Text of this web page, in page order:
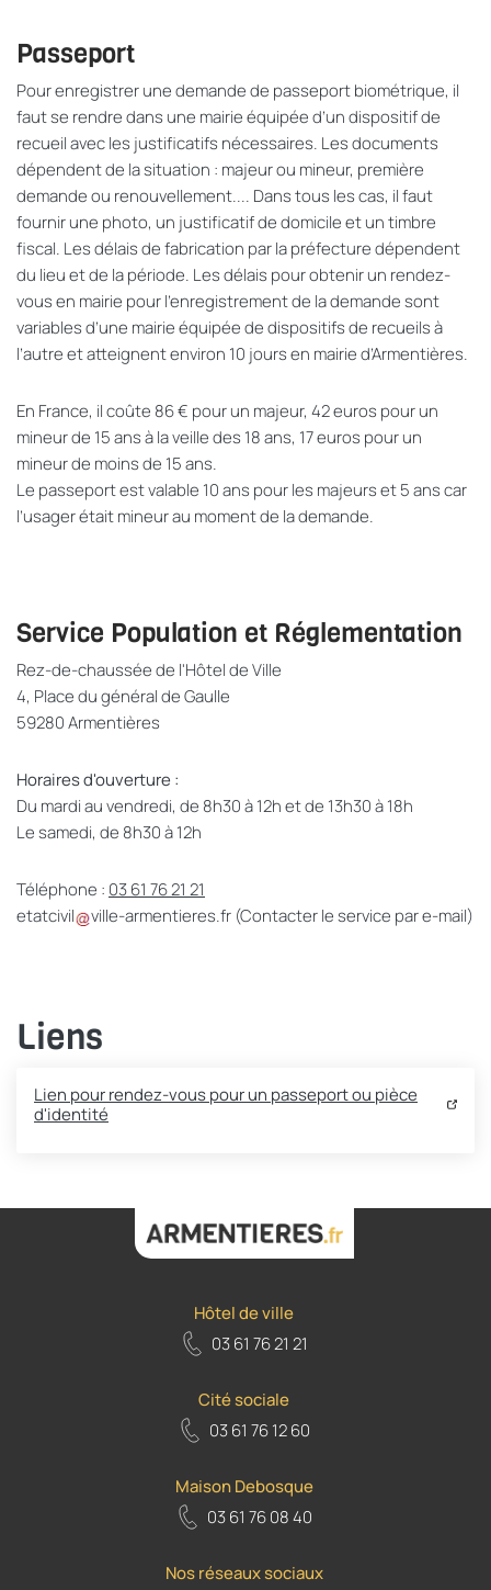
Passeport
Pour enregistrer une demande de passeport biométrique, il
faut se rendre dans une mairie équipée d’un dispositif de
recueil avec les justificatifs nécessaires. Les documents
dépendent de la situation : majeur ou mineur, première
demande ou renouvellement.... Dans tous les cas, il faut
fournir une photo, un justificatif de domicile et un timbre
fiscal. Les délais de fabrication par la préfecture dépendent
du lieu et de la période. Les délais pour obtenir un rendez-
vous en mairie pour l’enregistrement de la demande sont
variables d’une mairie équipée de dispositifs de recueils à
l’autre et atteignent environ 10 jours en mairie d’Armentières.
En France, il coûte 86 € pour un majeur, 42 euros pour un
mineur de 15 ans à la veille des 18 ans, 17 euros pour un
mineur de moins de 15 ans.
Le passeport est valable 10 ans pour les majeurs et 5 ans car
l’usager était mineur au moment de la demande.
Service Population et Réglementation
Rez-de-chaussée de l'Hôtel de Ville
4, Place du général de Gaulle
59280 Armentières
Horaires d'ouverture :
Du mardi au vendredi, de 8h30 à 12h et de 13h30 à 18h
Le samedi, de 8h30 à 12h
Téléphone : 03 61 76 21 21
etatcivil
ville-armentieres.fr (Contacter le service par e-mail)
Liens
Lien pour rendez-vous pour un passeport ou pièce
d'identité
Hôtel de ville
03 61 76 21 21
Cité sociale
03 61 76 12 60
Maison Debosque
03 61 76 08 40
Nos réseaux sociaux